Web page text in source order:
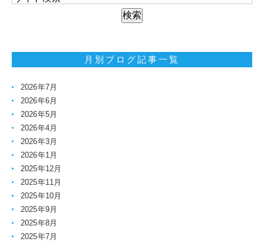
月別ブログ記事一覧
2026年7月
2026年6月
2026年5月
2026年4月
2026年3月
2026年1月
2025年12月
2025年11月
2025年10月
2025年9月
2025年8月
2025年7月